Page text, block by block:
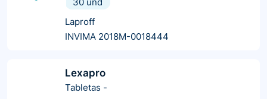
Laproff
INVIMA 2018M-0018444
Lexapro
Tabletas -